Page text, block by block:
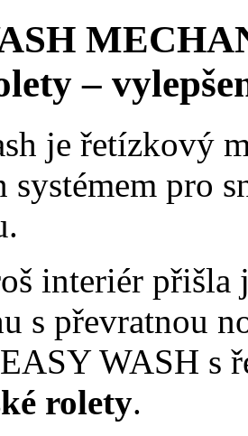
–
je řetízkový
systémem pro
interiér
s převratnou
WASH s
rolety.